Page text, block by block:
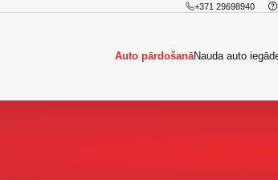
+371 29698940
Auto pārdošanāNauda auto